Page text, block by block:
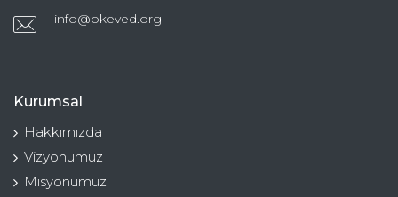
info@okeved.org
Kurumsal
Hakkımızda
Vizyonumuz
Misyonumuz